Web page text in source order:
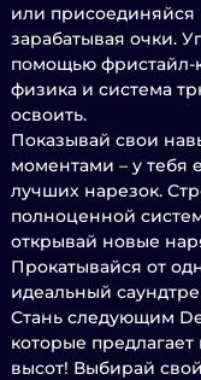
или присоединяйся
зарабатывая очки.
помощью фристайл-
физика и система
освоить.
Показывай свои
моментами – у тебя
лучших нарезок.
полноценной
открывай новые
Прокатывайся от
идеальный
Стань следующим
которые
высот! Выбирай